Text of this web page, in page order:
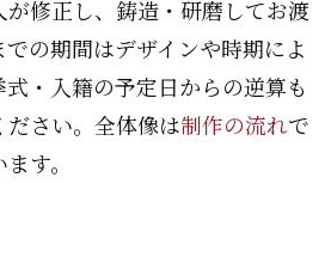
修正し、鋳造・研磨してお渡
の期間はデザインや時期によ
式・入籍の予定日からの逆算も
さい。全体像は制作の流れで
す。